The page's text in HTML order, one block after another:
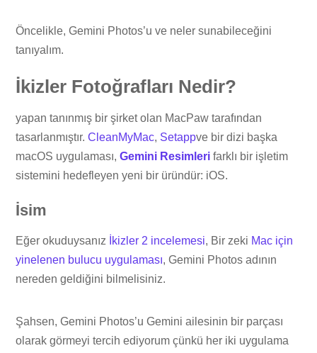
Öncelikle, Gemini Photos’u ve neler sunabileceğini
tanıyalım.
İkizler Fotoğrafları Nedir?
yapan tanınmış bir şirket olan MacPaw tarafından
tasarlanmıştır.CleanMyMac, Setappve bir dizi başka
macOS uygulaması,Gemini Resimleri farklı bir işletim
sistemini hedefleyen yeni bir üründür: iOS.
İsim
Eğer okuduysanız İkizler 2 incelemesi, Bir zeki Mac için
yinelenen bulucu uygulaması, Gemini Photos adının
nereden geldiğini bilmelisiniz.
Şahsen, Gemini Photos’u Gemini ailesinin bir parçası
olarak görmeyi tercih ediyorum çünkü her iki uygulama